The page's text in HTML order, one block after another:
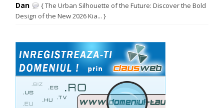
Dan
{ The Urban Silhouette of the Future: Discover the Bold
Design of the New 2026 Kia... }